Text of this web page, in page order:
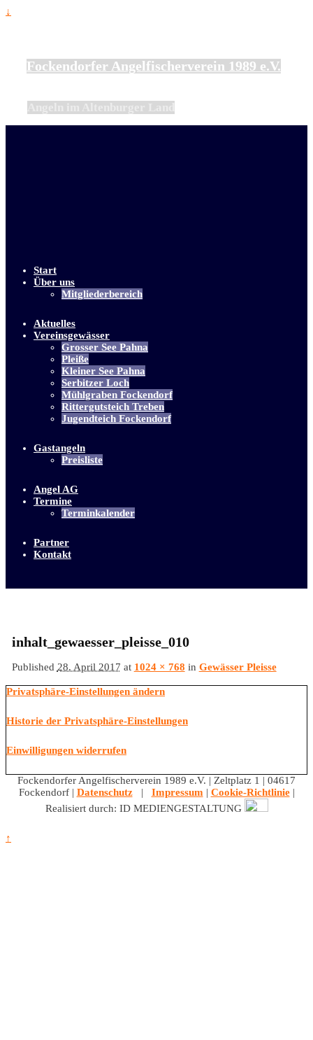
↓
Fockendorfer Angelfischerverein 1989 e.V.
Start
Über uns
Mitgliederbereich
Aktuelles
Vereinsgewässer
Grosser See Pahna
Pleiße
Kleiner See Pahna
Serbitzer Loch
Mühlgraben Fockendorf
Rittergutsteich Treben
Jugendteich Fockendorf
Gastangeln
Preisliste
Angel AG
Termine
Terminkalender
Partner
Kontakt
inhalt_gewaesser_pleisse_010
Published 28. April 2017 at 1024 × 768 in Gewässer Pleisse
Privatsphäre-Einstellungen ändern
Historie der Privatsphäre-Einstellungen
Einwilligungen widerrufen
Fockendorfer Angelfischerverein 1989 e.V. | Zeltplatz 1 | 04617
Fockendorf | Datenschutz| Impressum| Cookie-Richtlinie|
Realisiert durch: ID MEDIENGESTALTUNG
↑